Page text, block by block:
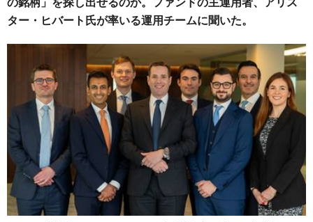
の銘柄」を探し出せるのか。ファンドの主運用者、アリス
ター・ヒバート氏が率いる運用チームに聞いた。